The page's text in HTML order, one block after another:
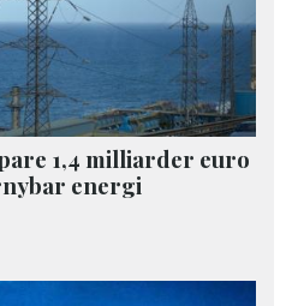
1,4 milliarder euro
energi